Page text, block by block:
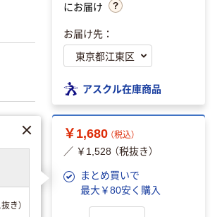
にお届け
お届け先：
アスクル在庫商品
￥1,680 （税込）
／ ￥1,528 （税抜き）
まとめ買いで
最大￥80安く購入
き）